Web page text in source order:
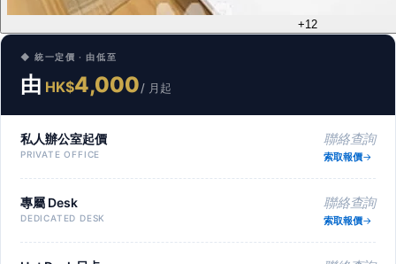
+12
◆ 統一定價 · 由低至
由 HK$4,000/ 月起
私人辦公室起價
PRIVATE OFFICE
聯絡查詢
索取報價
專屬 Desk
DEDICATED DESK
聯絡查詢
索取報價